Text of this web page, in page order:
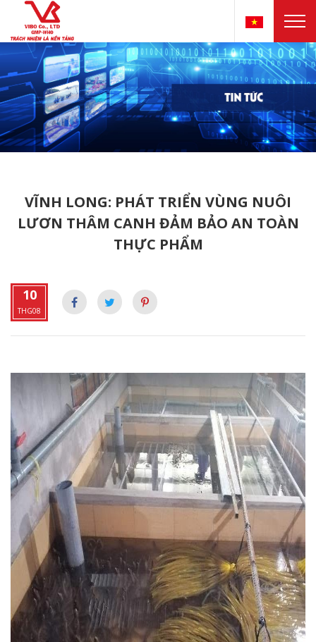
VĨNH LONG: PHÁT TRIỂN VÙNG NUÔI
LƯƠN THÂM CANH ĐẢM BẢO AN TOÀN
THỰC PHẨM
10
THG08